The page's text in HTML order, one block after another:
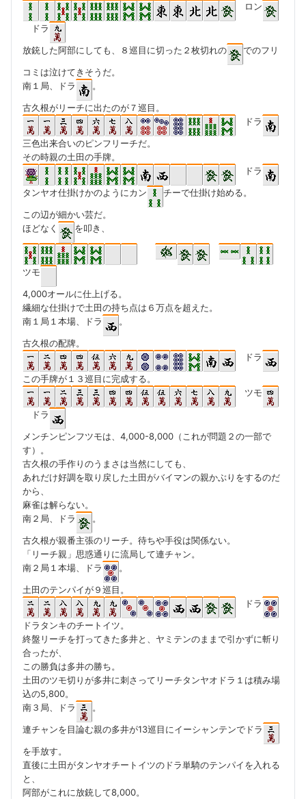
ロン
ドラ
放銃した阿部にしても、８巡目に切った２枚切れの
でのフリ
コミは泣けてきそうだ。
南１局、ドラ
。
古久根がリーチに出たのが７巡目。
ドラ
三色出来合いのピンフリーチだ。
その時親の土田の手牌。
ドラ
タンヤオ仕掛けかのようにカン
チーで仕掛け始める。
この辺が細かい芸だ。
ほどなく
を叩き、
ツモ
4,000オールに仕上げる。
繊細な仕掛けで土田の持ち点は６万点を超えた。
南１局１本場、ドラ
。
古久根の配牌。
ドラ
この手牌が１３巡目に完成する。
ツモ
ドラ
メンチンピンフツモは、4,000-8,000（これが問題２の一部で
す）。
古久根の手作りのうまさは当然にしても、
あれだけ好調を取り戻した土田がバイマンの親かぶりをするのだ
から、
麻雀は解らない。
南２局、ドラ
。
古久根が親番主張のリーチ。待ちや手役は関係ない。
「リーチ親」思惑通りに流局して連チャン。
南２局１本場、ドラ
。
土田のテンパイが９巡目。
ドラ
ドラタンキのチートイツ。
終盤リーチを打ってきた多井と、ヤミテンのままで引かずに斬り
合ったが、
この勝負は多井の勝ち。
土田のツモ切りが多井に刺さってリーチタンヤオドラ１は積み場
込の5,800。
南３局、ドラ
。
連チャンを目論む親の多井が13巡目にイーシャンテンでドラ
を手放す。
直後に土田がタンヤオチートイツのドラ単騎のテンパイを入れる
と、
阿部がこれに放銃して8,000。